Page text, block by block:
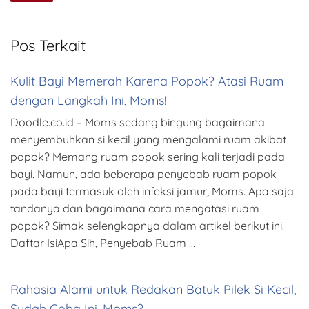
Pos Terkait
Kulit Bayi Memerah Karena Popok? Atasi Ruam
dengan Langkah Ini, Moms!
Doodle.co.id – Moms sedang bingung bagaimana
menyembuhkan si kecil yang mengalami ruam akibat
popok? Memang ruam popok sering kali terjadi pada
bayi. Namun, ada beberapa penyebab ruam popok
pada bayi termasuk oleh infeksi jamur, Moms. Apa saja
tandanya dan bagaimana cara mengatasi ruam
popok? Simak selengkapnya dalam artikel berikut ini.
Daftar IsiApa Sih, Penyebab Ruam …
Rahasia Alami untuk Redakan Batuk Pilek Si Kecil,